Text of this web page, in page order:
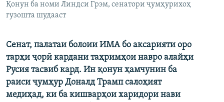
Қонун ба номи Линдси Грэм, сенатори ҷумҳурихоҳ
гузошта шудааст
Сенат, палатаи болоии ИМА бо аксарияти оро
тарҳи ҷорӣ кардани таҳримҳои навро алайҳи
Русия тасвиб кард. Ин қонун ҳамчунин ба
раиси ҷумҳур Доналд Трамп салоҳият
медиҳад, ки ба кишварҳои харидори нави